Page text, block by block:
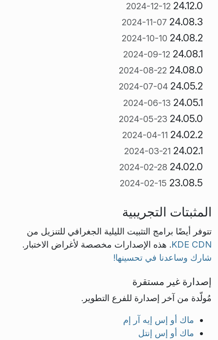
24.12.0
2024-12-12
24.08.3
2024-11-07
24.08.2
2024-10-10
24.08.1
2024-09-12
24.08.0
2024-08-22
24.05.2
2024-07-04
24.05.1
2024-06-13
24.05.0
2024-05-23
24.02.2
2024-04-11
24.02.1
2024-03-21
24.02.0
2024-02-28
23.08.5
2024-02-15
المثبتات التجريبية
تتوفر أيضًا برامج التثبيت الليلية الجغرافي للتنزيل من
KDE CDN. هذه الإصدارات مخصصة لأغراض الاختبار.
شارك وساعدنا في تحسينها!
إصدارة غير مستقرة
مُولّدة من آخر إصدارة للفرع التطوير.
ماك أو إس إيه آر إم
ماك أو إس إنتل